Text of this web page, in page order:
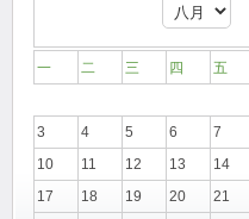
一 二 三 四 五
3
4 5 6 7
10
11 12 13 14
17
18 19 20 21